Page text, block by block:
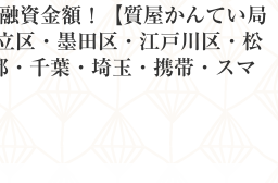
資金額！【質屋かんてい局
区・墨田区・江戸川区・松
・千葉・埼玉・携帯・スマ